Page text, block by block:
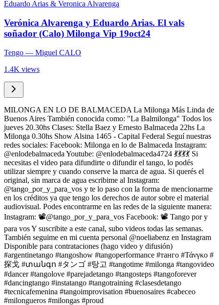
Eduardo Arias & Veronica Alvarenga
Verónica Alvarenga y Eduardo Arias. El vals
soñador (Calo) Milonga Vip 19oct24
Tengo — Miguel CALO
1.4K views
MILONGA EN LO DE BALMACEDA La Milonga Más Linda de
Buenos Aires También conocida como: "La Balmilonga" Todos los
jueves 20.30hs Clases: Stella Baez y Ernesto Balmaceda 22hs La
Milonga 0.30hs Show Alsina 1465 - Capital Federal Seguí nuestras
redes sociales: Facebook: Milonga en lo de Balmaceda Instagram:
@enlodebalmaceda Youtube: @enlodebalmaceda4724 💃💃💃💃 Si
necesitas el video para difundirte o difundir el tango, lo podés
utilizar siempre y cuando conserve la marca de agua. Si querés el
original, sin marca de agua escribime al Instagram:
@tango_por_y_para_vos y te lo paso con la forma de mencionarme
en los créditos ya que tengo los derechos de autor sobre el material
audiovisual. Podes encontrarme en las redes de la siguiente manera:
Instagram: 📽️@tango_por_y_para_vos Facebook: 📽️ Tango por y
para vos Y suscribite a este canal, subo videos todas las semanas.
También seguime en mi cuenta personal @noeliabenz en Instagram
Disponible para contrataciones (hago video y difusión)
#argentinetango #tangoshow #tangoperformance #танго #Τάνγκο #
探戈 #տանգո #タンゴ #탕고 #tangotime #milonga #tangovideo
#dancer #tangolove #parejadetango #tangosteps #tangoforever
#dancingtango #instatango #tangotraining #clasesdetango
#tecnicafemenina #tangoimprovisation #buenosaires #cabeceo
#milongueros #milongas #proud